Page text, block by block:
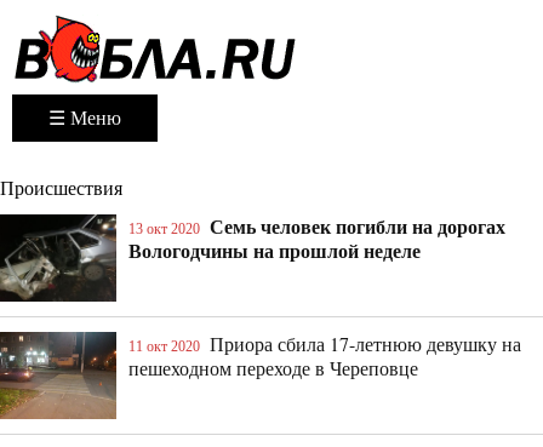
☰ Меню
Происшествия
13 окт 2020 Семь человек погибли на дорогах
Вологодчины на прошлой неделе
11 окт 2020 Приора сбила 17-летнюю девушку на
пешеходном переходе в Череповце